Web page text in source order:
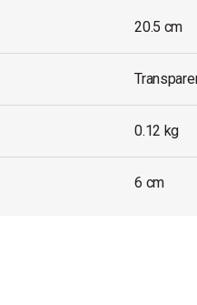
20.5 cm
0.12 kg
6 cm